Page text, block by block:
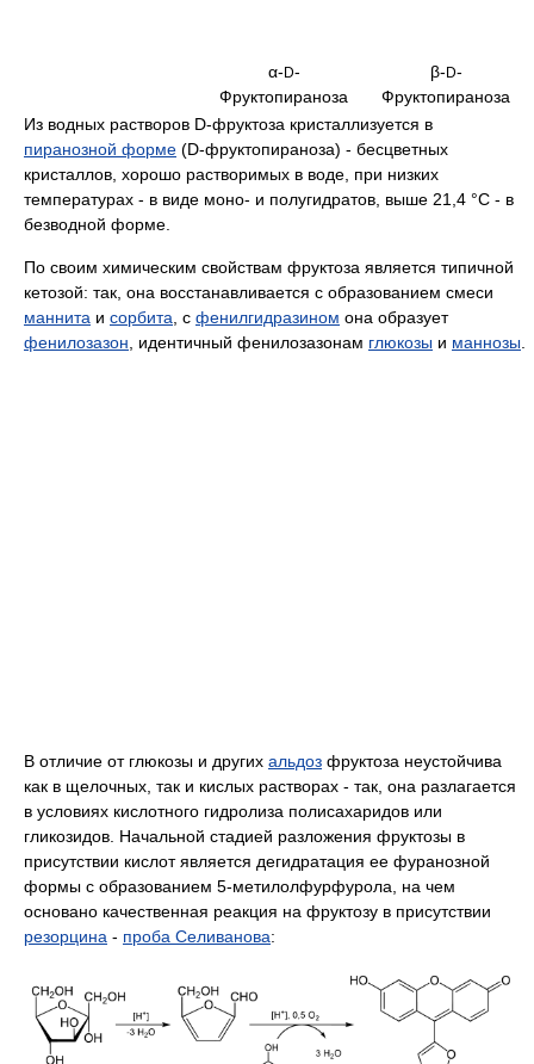
α-D-
Фруктопираноза
β-D-
Фруктопираноза
Из водных растворов D-фруктоза кристаллизуется в
пиранозной форме (D-фpyктoпиpaнoзa) - бесцветных
кристаллов, хорошо растворимых в воде, при низких
температурах - в виде моно- и полугидратов, выше 21,4 °C - в
безводной форме.
По своим химическим свойствам фруктоза является типичной
кетозой: так, она восстанавливается с образованием смеси
маннита и сорбита , с фенилгидразином она образует
фенилозазон , идентичный фенилозазонам глюкозы и маннозы
В отличие от глюкозы и других альдоз фруктоза неустойчива
как в щелочных, так и кислых растворах - так, она разлагается
в условиях кислотного гидролиза полисахаридов или
гликозидов. Начальной стадией разложения фруктозы в
присутствии кислот является дегидратация ее фуранозной
формы с образованием 5-метилолфурфурола, на чем
основано качественная реакция на фруктозу в присутствии
резорцина - проба Селиванова: